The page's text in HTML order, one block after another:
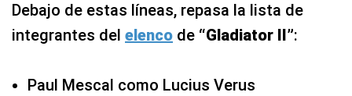
Debajo de estas líneas, repasa la lista de
integrantes del elenco de “Gladiator II”:
Paul Mescal como Lucius Verus